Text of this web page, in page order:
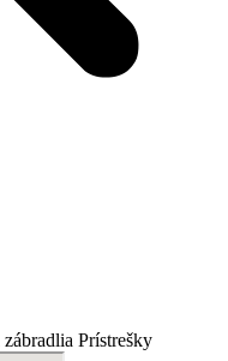
zábradlia Prístrešky